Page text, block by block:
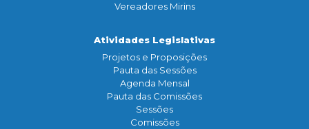
Vereadores Mirins
Atividades Legislativas
Projetos e Proposições
Pauta das Sessões
Agenda Mensal
Pauta das Comissões
Sessões
Comissões